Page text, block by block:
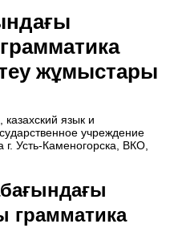
жұмыстары
, казахский язык и
учреждение
Усть-Каменогорска, ВКО,
грамматика